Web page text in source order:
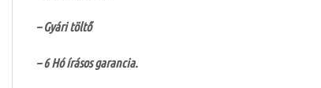
– Gyári töltő
– 6 Hó írásos garancia.